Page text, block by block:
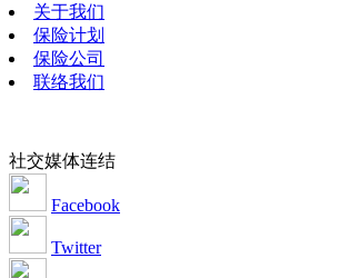
关于我们
保险计划
保险公司
联络我们
社交媒体连结
Facebook
Twitter